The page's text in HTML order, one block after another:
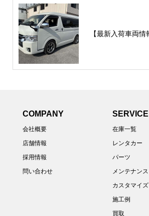
【最新入荷車両情
COMPANY
会社概要
店舗情報
採用情報
問い合わせ
SERVICE
在庫一覧
レンタカー
パーツ
メンテナンス
カスタマイズ
施工例
買取